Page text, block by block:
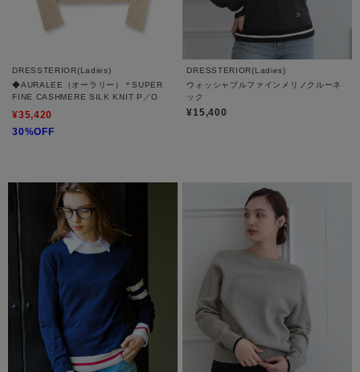
DRESSTERIOR(Ladies)
◆AURALEE（オーラリー）＊SUPER
FINE CASHMERE SILK KNIT P／O
¥35,420
30%OFF
DRESSTERIOR(Ladies)
ウォッシャブルファインメリノクルーネ
ック
¥15,400